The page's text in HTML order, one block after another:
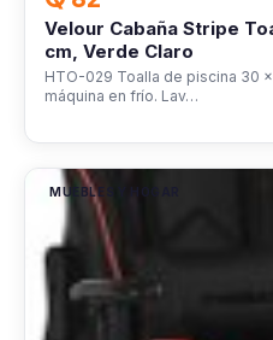
Velour Cabaña Stripe
cm, Verde Claro
HTO-029 Toalla de piscina 30
máquina en frío. Lav…
MUEBLES Y HOGAR